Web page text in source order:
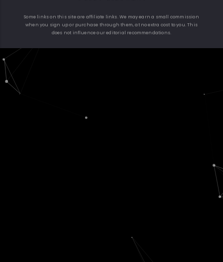
Some links on this site are affiliate links. We may earn a small commission
when you sign up or purchase through them, at no extra cost to you. This
does not influence our editorial recommendations.